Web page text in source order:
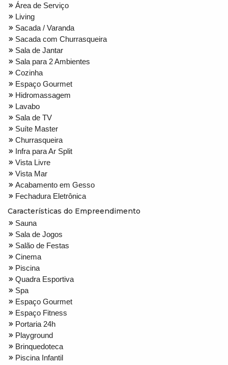
Área de Serviço
Living
Sacada / Varanda
Sacada com Churrasqueira
Sala de Jantar
Sala para 2 Ambientes
Cozinha
Espaço Gourmet
Hidromassagem
Lavabo
Sala de TV
Suíte Master
Churrasqueira
Infra para Ar Split
Vista Livre
Vista Mar
Acabamento em Gesso
Fechadura Eletrônica
Características do Empreendimento
Sauna
Sala de Jogos
Salão de Festas
Cinema
Piscina
Quadra Esportiva
Spa
Espaço Gourmet
Espaço Fitness
Portaria 24h
Playground
Brinquedoteca
Piscina Infantil